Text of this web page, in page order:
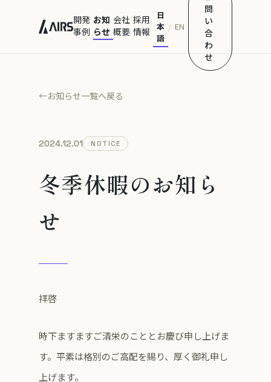
開発
事例
お知
らせ
会社
概要
採用
情報
日
本
語
/ EN
問
い
合
わ
せ
←お知らせ一覧へ戻る
2024.12.01 NOTICE
冬季休暇のお知ら
せ
拝啓
時下ますますご清栄のこととお慶び申し上げま
す。平素は格別のご高配を賜り、厚く御礼申し
上げます。